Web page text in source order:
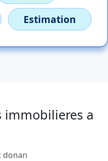
Estimation
immobilieres a
donan